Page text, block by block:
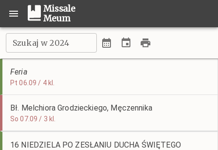
Missale
Meum
Szukaj w 2024
Feria
Pt 06.09 / 4 kl.
Bł. Melchiora Grodzieckiego, Męczennika
So 07.09 / 3 kl.
16 NIEDZIELA PO ZESŁANIU DUCHA ŚWIĘTEGO